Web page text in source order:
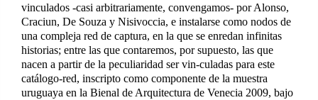
vinculados -casi arbitrariamente, convengamos- por Alonso,
Craciun, De Souza y Nisivoccia, e instalarse como nodos de
una compleja red de captura, en la que se enredan infinitas
historias; entre las que contaremos, por supuesto, las que
nacen a partir de la peculiaridad ser vin-culadas para este
catálogo-red, inscripto como componente de la muestra
uruguaya en la Bienal de Arquitectura de Venecia 2009, bajo